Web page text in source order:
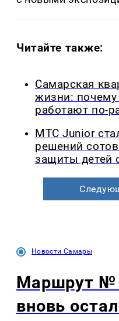
Читайте также:
Самарская
жизни:
работают по-
МТС Junior
решений
защиты детей
Новости Самары
Маршрут №
вновь